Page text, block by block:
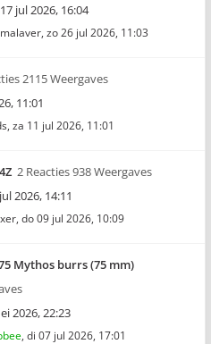
jul 2026, 16:04
, zo 26 jul 2026, 11:03
2115 Weergaves
11:01
, za 11 jul 2026, 11:01
2 Reacties 938 Weergaves
2026, 14:11
, do 09 jul 2026, 10:09
Mythos burrs (75 mm)
2026, 22:23
, di 07 jul 2026, 17:01